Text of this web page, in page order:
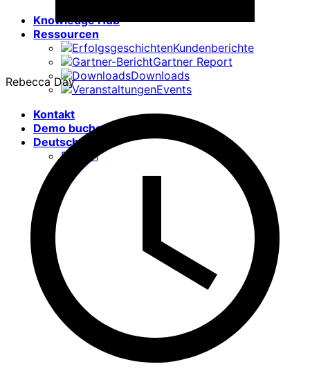
Knowledge Hub
Ressourcen
Kundenberichte
Gartner Report
Downloads
Events
Kontakt
Demo buchen
Deutsch
English
Rebecca DayAutor